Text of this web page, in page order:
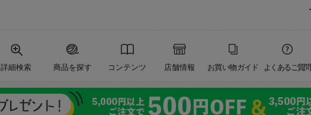
詳細検索 商品を探す コンテンツ 店舗情報 お買い物ガイド よくあるご質問